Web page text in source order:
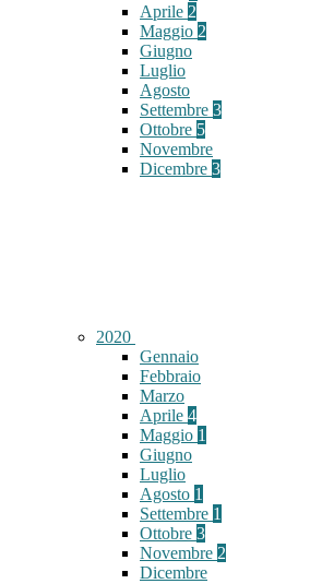
Aprile 2
Maggio 2
Giugno
Luglio
Agosto
Settembre 3
Ottobre 5
Novembre
Dicembre 3
2020
Gennaio
Febbraio
Marzo
Aprile 4
Maggio 1
Giugno
Luglio
Agosto 1
Settembre 1
Ottobre 3
Novembre 2
Dicembre